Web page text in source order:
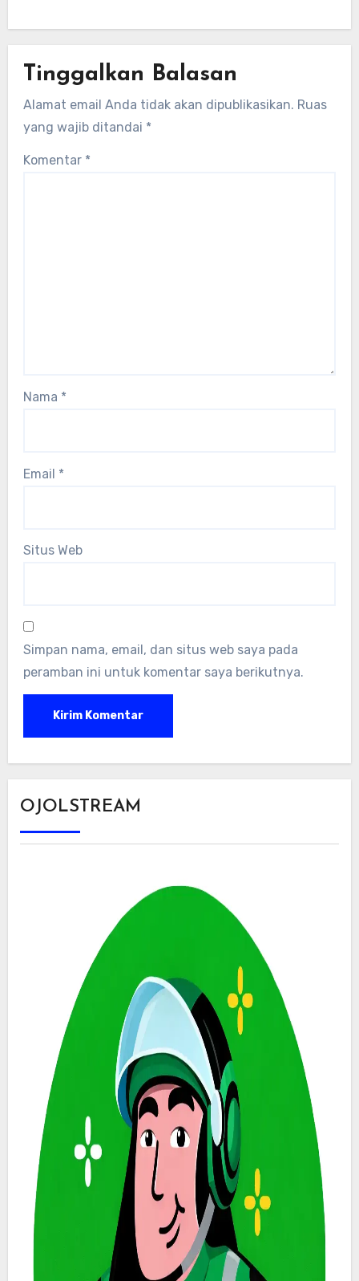
terbarukan dan infrastruktur listrik
Tinggalkan Balasan
Alamat email Anda tidak akan dipublikasikan. Ruas
yang wajib ditandai *
Komentar *
Nama *
Email *
Situs Web
Simpan nama, email, dan situs web saya pada
peramban ini untuk komentar saya berikutnya.
OJOLSTREAM